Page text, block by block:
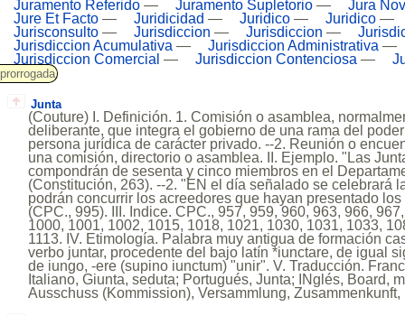
Juramento Referido — Juramento Supletorio —
Jura
Jure Et Facto — Juridicidad — Juridico — Juridico —
Jurisconsulto — Jurisdiccion — Jurisdiccion —
Jurisdiccion Acumulativa — Jurisdiccion Administrativa —
Jurisdiccion Comercial — Jurisdiccion Contenciosa —
prorrogada
Junta
(Couture) I. Definición. 1. Comisión o asamblea,
deliberante, que integra el gobierno de una rama del
persona jurídica de carácter privado. --2. Reunión o
una comisión, directorio o asamblea. II. Ejemplo. "Las
compondrán de sesenta y cinco miembros en el
(Constitución, 263). --2. "EN el día señalado se celebrará
podrán concurrir los acreedores que hayan presentado
(CPC., 995). III. Indice. CPC., 957, 959, 960, 963, 966,
1000, 1001, 1002, 1015, 1018, 1021, 1030, 1031, 1033,
1113. IV. Etimología. Palabra muy antigua de formación
verbo juntar, procedente del bajo latín *iunctare, de igual
de iungo, -ere (supino iunctum) "unir". V. Traducción.
Italiano, Giunta, seduta; Portugués, Junta; INglés, Board,
Ausschuss (Kommission), Versammlung, Zusammenkunft,